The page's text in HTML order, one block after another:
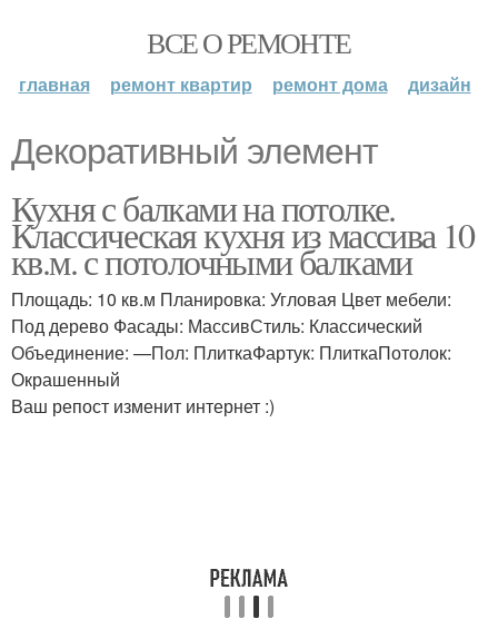
ВСЕ О РЕМОНТЕ
главная ремонт квартир ремонт дома дизайн
Декоративный элемент
Кухня с балками на потолке.
Классическая кухня из массива 10
кв.м. с потолочными балками
Площадь: 10 кв.м Планировка: Угловая Цвет мебели:
Под дерево Фасады: МассивСтиль: Классический
Объединение: —Пол: ПлиткаФартук: ПлиткаПотолок:
Окрашенный
Ваш репост изменит интернет :)